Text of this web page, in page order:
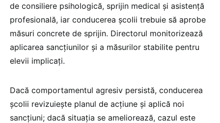
de consiliere psihologică, sprijin medical și asistență
profesională, iar conducerea școlii trebuie să aprobe
măsuri concrete de sprijin. Directorul monitorizează
aplicarea sancțiunilor și a măsurilor stabilite pentru
elevii implicați.
Dacă comportamentul agresiv persistă, conducerea
școlii revizuiește planul de acțiune și aplică noi
sancțiuni; dacă situația se ameliorează, cazul este